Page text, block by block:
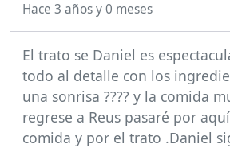
Hace 3 años y 0 meses
El trato se Daniel es
todo al detalle con los
una sonrisa ???? y la comida
regrese a Reus pasaré por
comida y por el trato .Daniel